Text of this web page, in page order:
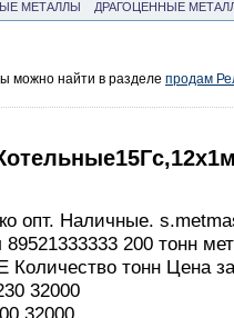
МЕТАЛЛЫ
ДРАГОЦЕННЫЕ
можно найти в разделе продам
опт. Наличные.
89521333333 200 тонн
тонн Цена
32000
32000